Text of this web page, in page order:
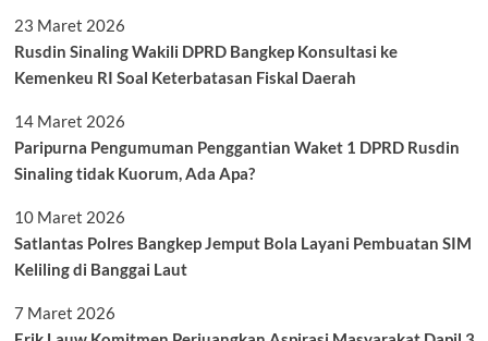
23 Maret 2026
Rusdin Sinaling Wakili DPRD Bangkep Konsultasi ke
Kemenkeu RI Soal Keterbatasan Fiskal Daerah
14 Maret 2026
Paripurna Pengumuman Penggantian Waket 1 DPRD Rusdin
Sinaling tidak Kuorum, Ada Apa?
10 Maret 2026
Satlantas Polres Bangkep Jemput Bola Layani Pembuatan SIM
Keliling di Banggai Laut
7 Maret 2026